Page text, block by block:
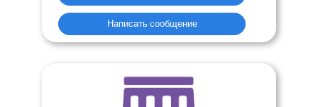
Написать сообщение